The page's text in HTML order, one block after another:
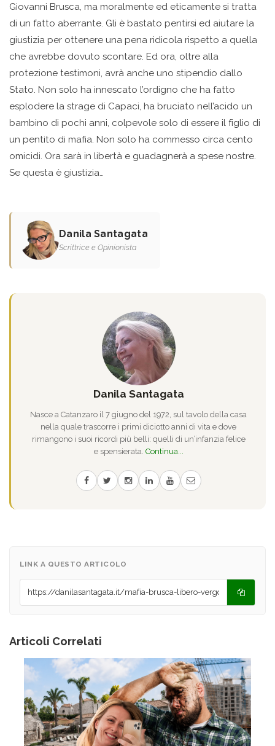
Giovanni Brusca, ma moralmente ed eticamente si tratta
di un fatto aberrante. Gli è bastato pentirsi ed aiutare la
giustizia per ottenere una pena ridicola rispetto a quella
che avrebbe dovuto scontare. Ed ora, oltre alla
protezione testimoni, avrà anche uno stipendio dallo
Stato. Non solo ha innescato l’ordigno che ha fatto
esplodere la strage di Capaci, ha bruciato nell’acido un
bambino di pochi anni, colpevole solo di essere il figlio di
un pentito di mafia. Non solo ha commesso circa cento
omicidi. Ora sarà in libertà e guadagnerà a spese nostre.
Se questa è giustizia…
Danila Santagata
Scrittrice e Opinionista
Danila Santagata
Nasce a Catanzaro il 7 giugno del 1972, sul tavolo della casa
nella quale trascorre i primi diciotto anni di vita e dove
rimangono i suoi ricordi più belli: quelli di un’infanzia felice
e spensierata. Continua...
LINK A QUESTO ARTICOLO
Articoli Correlati